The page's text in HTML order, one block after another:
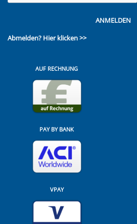
ANMELDEN
Abmelden? Hier klicken >>
AUF RECHNUNG
PAY BY BANK
VPAY